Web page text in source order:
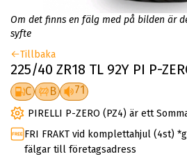
Om det finns en fälg med på bilden är
syfte
Tillbaka
225/40 ZR18 TL 92Y PI P-
C B 71
PIRELLI P-ZERO (PZ4) är ett
FRI FRAKT vid komplettahjul (4st)
fälgar till företagsadress